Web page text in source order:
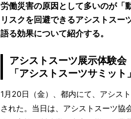
労働災害の原因として多いのが「
リスクを回避できるアシストスー
語る効果について紹介する。
アシストスーツ展示体験会
「アシストスーツサミット
1月20日（金）、都内にて、アシス
された。当日は、アシストスーツ協